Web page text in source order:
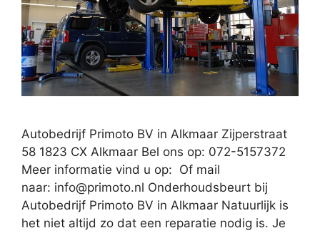
Autobedrijf Primoto BV in Alkmaar Zijperstraat
58 1823 CX Alkmaar Bel ons op: 072-5157372
Meer informatie vind u op: Of mail
naar: info@primoto.nl Onderhoudsbeurt bij
Autobedrijf Primoto BV in Alkmaar Natuurlijk is
het niet altijd zo dat een reparatie nodig is. Je